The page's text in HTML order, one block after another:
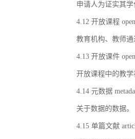
申请人为证实其
4.12 开放课程
教育机构、教师
4.13 开放课件
开放课程中的教
4.14 元数据
关于数据的数据。
4.15 单篇文献